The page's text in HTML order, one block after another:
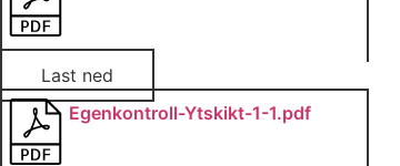
Last ned
Egenkontroll-Ytskikt-1-1.pdf